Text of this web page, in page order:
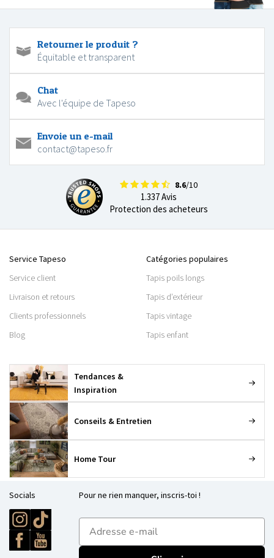
Retourner le produit ?
Équitable et transparent
Chat
Avec l'équipe de Tapeso
Envoie un e-mail
contact@tapeso.fr
8.6/10
1.337 Avis
Protection des acheteurs
Service Tapeso
Service client
Livraison et retours
Clients professionnels
Blog
Catégories populaires
Tapis poils longs
Tapis d’extérieur
Tapis vintage
Tapis enfant
Tendances &
Inspiration
Conseils & Entretien
Home Tour
Socials Pour ne rien manquer, inscris-toi !
E-mailadres